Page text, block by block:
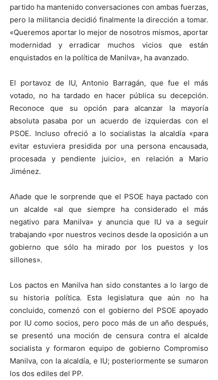
partido ha mantenido conversaciones con ambas fuerzas,
pero la militancia decidió finalmente la dirección a tomar.
«Queremos aportar lo mejor de nosotros mismos, aportar
modernidad y erradicar muchos vicios que están
enquistados en la política de Manilva», ha avanzado.
El portavoz de IU, Antonio Barragán, que fue el más
votado, no ha tardado en hacer pública su decepción.
Reconoce que su opción para alcanzar la mayoría
absoluta pasaba por un acuerdo de izquierdas con el
PSOE. Incluso ofreció a lo socialistas la alcaldía «para
evitar estuviera presidida por una persona encausada,
procesada y pendiente juicio», en relación a Mario
Jiménez.
Añade que le sorprende que el PSOE haya pactado con
un alcalde «al que siempre ha considerado el más
negativo para Manilva» y anuncia que IU va a seguir
trabajando «por nuestros vecinos desde la oposición a un
gobierno que sólo ha mirado por los puestos y los
sillones».
Los pactos en Manilva han sido constantes a lo largo de
su historia política. Esta legislatura que aún no ha
concluido, comenzó con el gobierno del PSOE apoyado
por IU como socios, pero poco más de un año después,
se presentó una moción de censura contra el alcalde
socialista y formaron equipo de gobierno Compromiso
Manilva, con la alcaldía, e IU; posteriormente se sumaron
los dos ediles del PP.